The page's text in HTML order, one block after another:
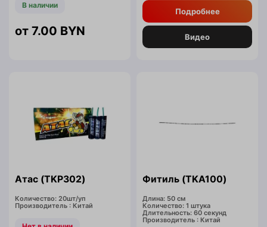
В наличии
7.00 BYN
Подробнее
Видео
Атас (TKP302)
Количество: 20шт/уп
Производитель : Китай
Фитиль (TKA100)
Длина: 50 см
Количество: 1 штука
Длительность: 60 секунд
Производитель : Китай